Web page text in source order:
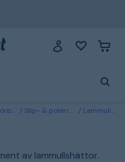
Slip- & polerrondeller Lammullshättor
av lammullshättor.